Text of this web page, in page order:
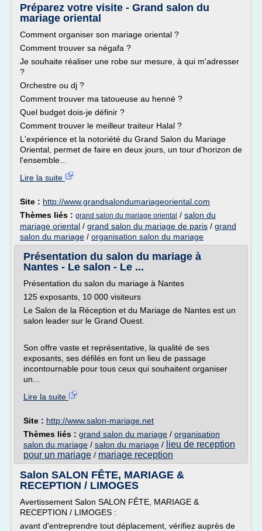
Préparez votre visite - Grand salon du
mariage oriental
Comment organiser son mariage oriental ?
Comment trouver sa négafa ?
Je souhaite réaliser une robe sur mesure, à qui m'adresser
?
Orchestre ou dj ?
Comment trouver ma tatoueuse au henné ?
Quel budget dois-je définir ?
Comment trouver le meilleur traiteur Halal ?
L'expérience et la notoriété du Grand Salon du Mariage
Oriental, permet de faire en deux jours, un tour d'horizon de
l'ensemble...
Lire la suite
Site : http://www.grandsalondumariageoriental.com
Thèmes liés : grand salon du mariage oriental / salon du
mariage oriental / grand salon du mariage de paris / grand
salon du mariage / organisation salon du mariage
Présentation du salon du mariage à
Nantes - Le salon - Le ...
Présentation du salon du mariage à Nantes
125 exposants, 10 000 visiteurs
Le Salon de la Réception et du Mariage de Nantes est un
salon leader sur le Grand Ouest.
Son offre vaste et représentative, la qualité de ses
exposants, ses défilés en font un lieu de passage
incontournable pour tous ceux qui souhaitent organiser
un...
Lire la suite
Site : http://www.salon-mariage.net
Thèmes liés : grand salon du mariage / organisation
salon du mariage / salon du mariage / lieu de reception
pour un mariage / mariage reception
Salon SALON FÊTE, MARIAGE &
RECEPTION / LIMOGES
Avertissement Salon SALON FÊTE, MARIAGE &
RECEPTION / LIMOGES :
avant d'entreprendre tout déplacement, vérifiez auprès de